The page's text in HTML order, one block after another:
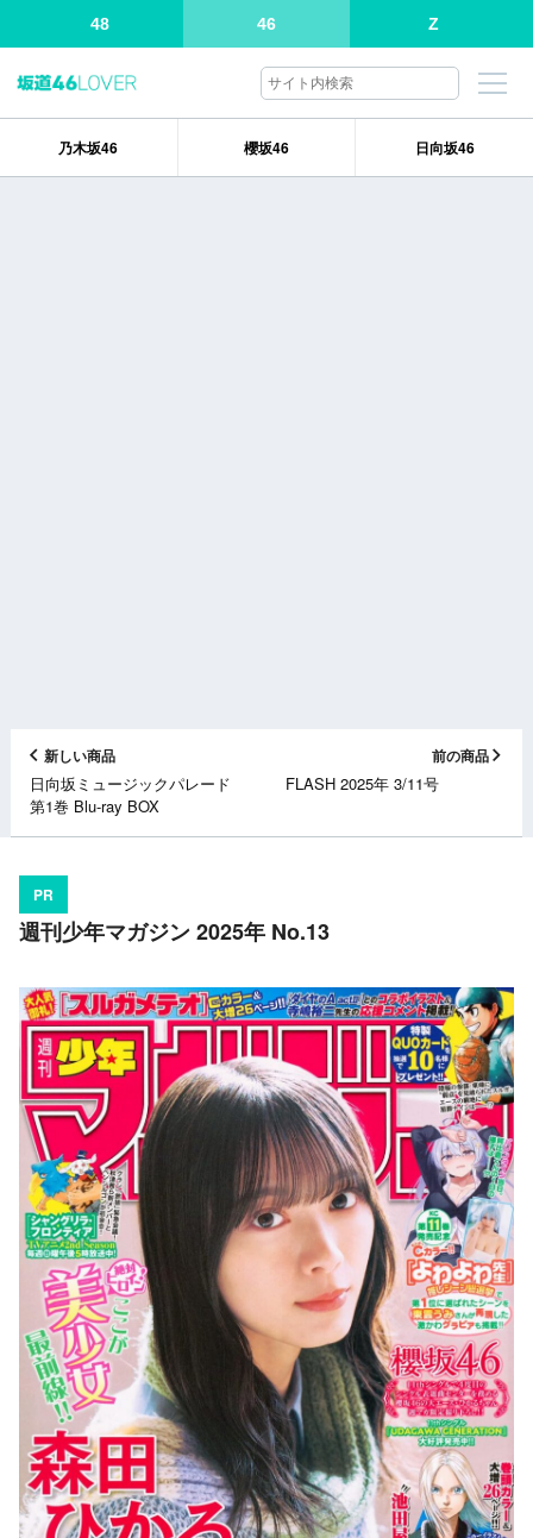
48 46 Z
乃木坂46 櫻坂46 日向坂46
新しい商品
日向坂ミュージックパレード
第1巻 Blu-ray BOX
前の商品
FLASH 2025年 3/11号
PR
週刊少年マガジン 2025年 No.13